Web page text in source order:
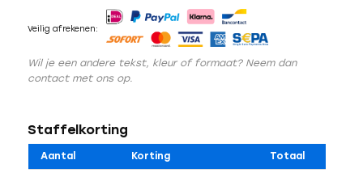
Veilig afrekenen:
Wil je een andere tekst, kleur of formaat? Neem dan
contact met ons op.
Staffelkorting
Aantal Korting Totaal